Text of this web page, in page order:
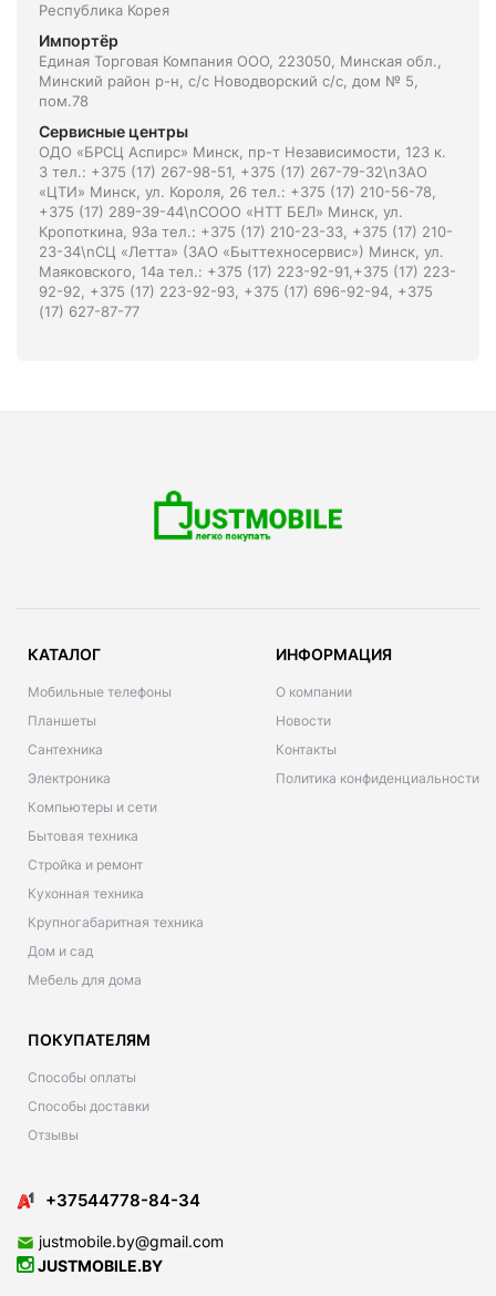
Республика Корея
Импортёр
Единая Торговая Компания ООО, 223050, Минская обл.,
Минский район р-н, с/с Новодворский с/с, дом № 5,
пом.78
Сервисные центры
ОДО «БРСЦ Аспирс» Минск, пр-т Независимости, 123 к.
3 тел.: +375 (17) 267-98-51, +375 (17) 267-79-32\nЗАО
«ЦТИ» Минск, ул. Короля, 26 тел.: +375 (17) 210-56-78,
+375 (17) 289-39-44\nСООО «НТТ БЕЛ» Минск, ул.
Кропоткина, 93а тел.: +375 (17) 210-23-33, +375 (17) 210-
23-34\nСЦ «Летта» (ЗАО «Быттехносервис») Минск, ул.
Маяковского, 14а тел.: +375 (17) 223-92-91,+375 (17) 223-
92-92, +375 (17) 223-92-93, +375 (17) 696-92-94, +375
(17) 627-87-77
КАТАЛОГ
Мобильные телефоны
Планшеты
Сантехника
Электроника
Компьютеры и сети
Бытовая техника
Стройка и ремонт
Кухонная техника
Крупногабаритная техника
Дом и сад
Мебель для дома
ИНФОРМАЦИЯ
О компании
Новости
Контакты
Политика конфиденциальности
ПОКУПАТЕЛЯМ
Способы оплаты
Способы доставки
Отзывы
+37544778-84-34
justmobile.by@gmail.com
JUSTMOBILE.BY